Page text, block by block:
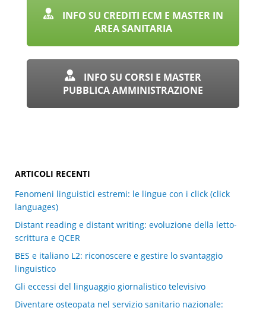
INFO SU CREDITI ECM E MASTER IN
AREA SANITARIA
INFO SU CORSI E MASTER
PUBBLICA AMMINISTRAZIONE
ARTICOLI RECENTI
Fenomeni linguistici estremi: le lingue con i click (click
languages)
Distant reading e distant writing: evoluzione della letto-
scrittura e QCER
BES e italiano L2: riconoscere e gestire lo svantaggio
linguistico
Gli eccessi del linguaggio giornalistico televisivo
Diventare osteopata nel servizio sanitario nazionale: